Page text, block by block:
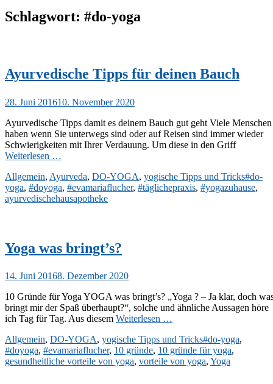
Schlagwort: #do-yoga
Ayurvedische Tipps für deinen Bauch
Veröffentlicht
28. Juni 201610. November 2020
Ayurvedische Tipps damit es deinem Bauch gut geht Viele Menschen
haben wenn Sie unterwegs sind oder auf Reisen sind immer wieder
Schwierigkeiten mit Ihrer Verdauung. Um diese in den Griff
Weiterlesen …
Kategorien
Allgemein, Ayurveda, DO-YOGA, yogische Tipps und Tricks#do-
yoga, #doyoga, #evamariaflucher, #täglichepraxis, #yogazuhause,
ayurvedischehausapotheke
Yoga was bringt’s?
Veröffentlicht
14. Juni 20168. Dezember 2020
10 Gründe für Yoga YOGA was bringt’s? „Yoga ? – Ja klar, doch
bringt mir der Spaß überhaupt?“, solche und ähnliche Aussagen höre
ich Tag für Tag. Aus diesem Weiterlesen …
Kategorien
Allgemein, DO-YOGA, yogische Tipps und TricksSchlagworte
#do-yoga,
#doyoga, #evamariaflucher, 10 gründe, 10 gründe für yoga,
gesundheitliche vorteile von yoga, vorteile von yoga, Yoga